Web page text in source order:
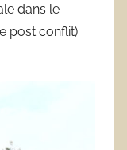
dans le
post conflit)